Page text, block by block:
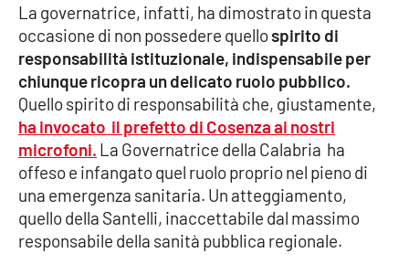
Eventi
Food
Storie
LAC
NETWORK
Lacplay.it
La governatrice, infatti, ha dimostrato in questa
occasione di non possedere quellospirito di
responsabilità istituzionale, indispensabile per
chiunque ricopra un delicato ruolo pubblico.
Quello spirito di responsabilità che, giustamente,
ha invocato il prefetto di Cosenza ai nostri
microfoni. La Governatrice della Calabria ha
offeso e infangato quel ruolo proprio nel pieno di
una emergenza sanitaria. Un atteggiamento,
quello della Santelli, inaccettabile dal massimo
responsabile della sanità pubblica regionale.